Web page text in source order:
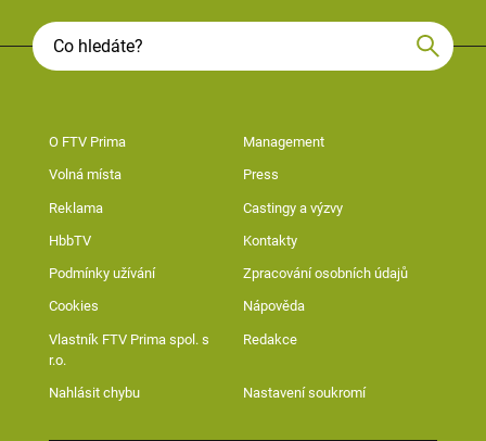
O FTV Prima Management
Volná místa Press
Reklama Castingy a výzvy
HbbTV Kontakty
Podmínky užívání Zpracování osobních údajů
Cookies Nápověda
Vlastník FTV Prima spol. s
r.o.
Redakce
Nahlásit chybu Nastavení soukromí